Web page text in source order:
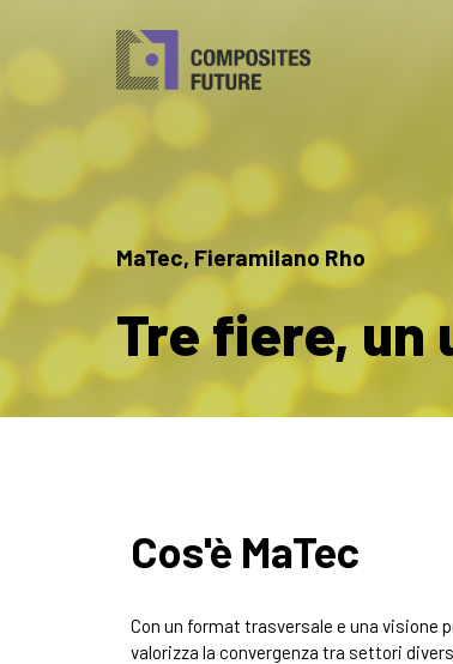
MaTec, Fieramilano Rho
Tre fiere, un
Cos'è MaTec
Con un format trasversale e una visione
valorizza la convergenza tra settori